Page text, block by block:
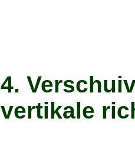
4.
vertikale